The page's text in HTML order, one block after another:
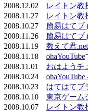
2008.12.02
レイトン教
2008.11.27
レイトン教
2008.10.27 簡易はてブ
2008.11.26 簡易はてブ
2008.11.19 教えて君
2008.11.18 ohaYouTube
2008.11.01 おはようチ
2008.10.24
2008.10.23 はてはてブ
2008.10.10 東京ゲーム
2008.10.07
レイトン教